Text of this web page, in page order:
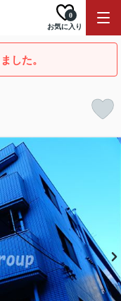
お気に入り
0
した。